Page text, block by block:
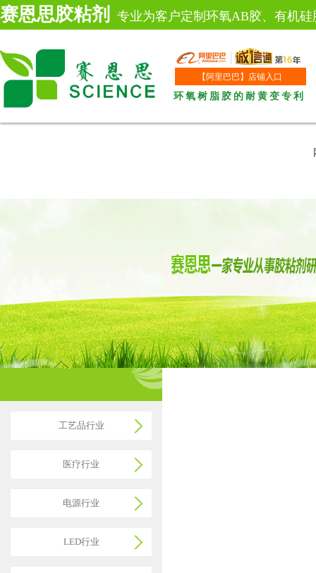
赛恩思胶粘剂 专业为客户定制环氧AB胶、有机
【阿里巴巴】店铺入口
环氧树脂胶的耐黄变专利
应用领域
Applications
工艺品行业
医疗行业
电源行业
LED行业
医疗行业
医疗行业